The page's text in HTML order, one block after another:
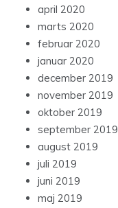
april 2020
marts 2020
februar 2020
januar 2020
december 2019
november 2019
oktober 2019
september 2019
august 2019
juli 2019
juni 2019
maj 2019